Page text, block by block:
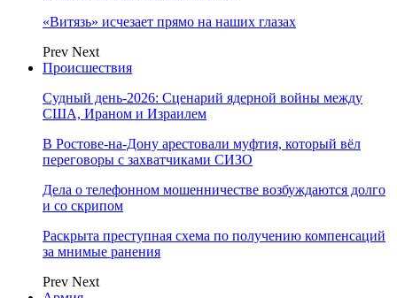
«Витязь» исчезает прямо на наших глазах
Prev Next
Происшествия
Судный день-2026: Сценарий ядерной войны между
США, Ираном и Израилем
В Ростове-на-Дону арестовали муфтия, который вёл
переговоры с захватчиками СИЗО
Дела о телефонном мошенничестве возбуждаются долго
и со скрипом
Раскрыта преступная схема по получению компенсаций
за мнимые ранения
Prev Next